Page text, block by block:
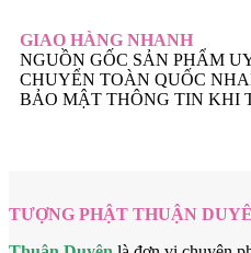
GIAO HÀNG NHANH
NGUỒN GỐC SẢN PHẨM
CHUYỂN TOÀN QUỐC
BẢO MẬT THÔNG TIN KHI
TƯỢNG PHẬT THUẬN